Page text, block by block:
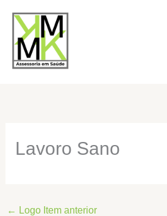
para
conteúdo
Lavoro Sano
← Logo Item anterior